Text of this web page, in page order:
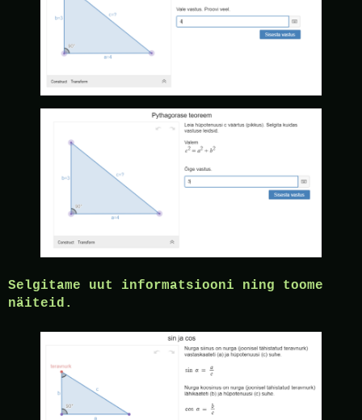
Selgitame uut informatsiooni ning toome
näiteid.